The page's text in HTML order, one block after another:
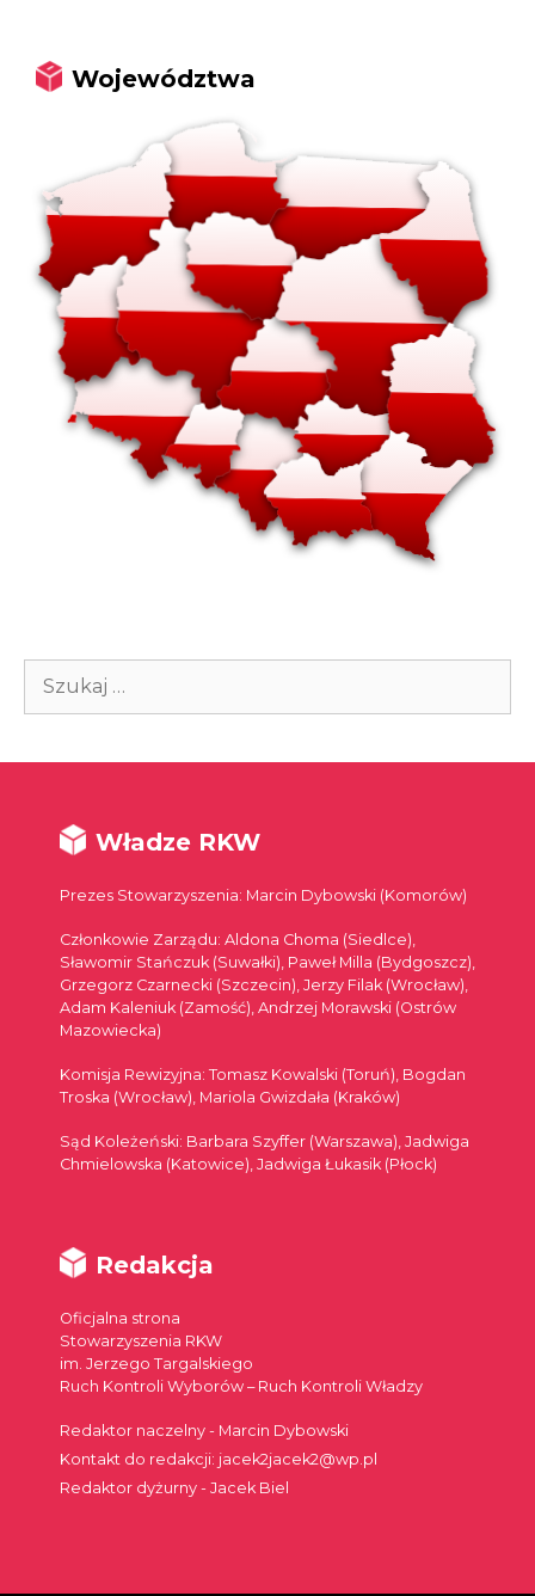
Województwa
Szukaj:
Władze RKW
Prezes Stowarzyszenia: Marcin Dybowski (Komorów)
Członkowie Zarządu: Aldona Choma (Siedlce),
Sławomir Stańczuk (Suwałki), Paweł Milla (Bydgoszcz),
Grzegorz Czarnecki (Szczecin), Jerzy Filak (Wrocław),
Adam Kaleniuk (Zamość), Andrzej Morawski (Ostrów
Mazowiecka)
Komisja Rewizyjna: Tomasz Kowalski (Toruń), Bogdan
Troska (Wrocław), Mariola Gwizdała (Kraków)
Sąd Koleżeński: Barbara Szyffer (Warszawa), Jadwiga
Chmielowska (Katowice), Jadwiga Łukasik (Płock)
Redakcja
Oficjalna strona
Stowarzyszenia RKW
im. Jerzego Targalskiego
Ruch Kontroli Wyborów – Ruch Kontroli Władzy
Redaktor naczelny - Marcin Dybowski
Kontakt do redakcji: jacek2jacek2@wp.pl
Redaktor dyżurny - Jacek Biel